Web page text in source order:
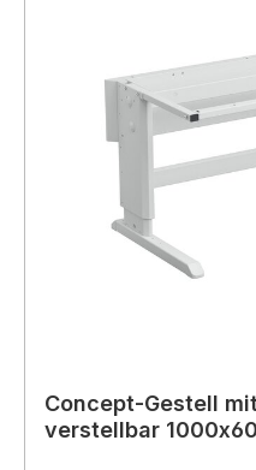
Concept-Gestell
verstellbar